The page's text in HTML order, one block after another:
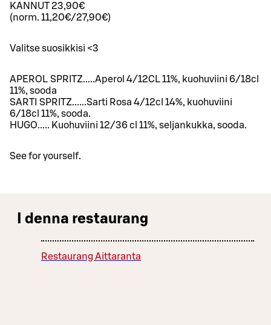
KANNUT 23,90€
(norm. 11,20€/27,90€)
Valitse suosikkisi <3
APEROL SPRITZ.....Aperol 4/12CL 11%, kuohuviini 6/18cl
11%, sooda
SARTI SPRITZ......Sarti Rosa 4/12cl 14%, kuohuviini
6/18cl 11%, sooda.
HUGO..... Kuohuviini 12/36 cl 11%, seljankukka, sooda.
See for yourself.
I denna restaurang
Restaurang Aittaranta